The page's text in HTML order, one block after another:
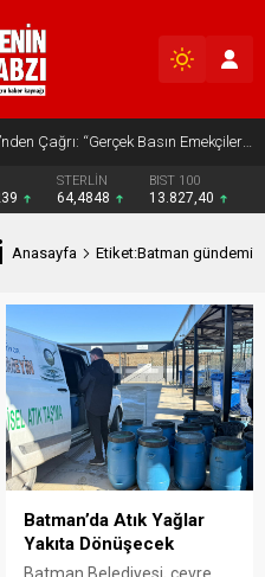
Batman Basın Derneği’nden Çağrı: “Gerçek Basın Emekçileri Desteklenmeli”
STERLİN
64,4848
BIST 100
13.827,40
Anasayfa Etiket:Batman gündemi
Batman’da Atık Yağlar
Yakıta Dönüşecek
Batman Belediyesi, çevre